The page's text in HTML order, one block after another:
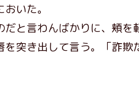
いた。
と言わんばかりに、頬を
突き出して言う。「詐